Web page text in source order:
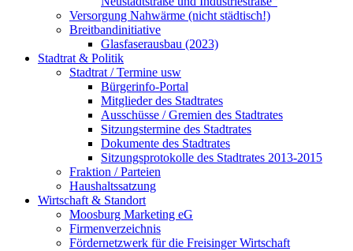
Versorgung Nahwärme (nicht städtisch!)
Breitbandinitiative
Glasfaserausbau (2023)
Stadtrat & Politik
Stadtrat / Termine usw
Bürgerinfo-Portal
Mitglieder des Stadtrates
Ausschüsse / Gremien des Stadtrates
Sitzungstermine des Stadtrates
Dokumente des Stadtrates
Sitzungsprotokolle des Stadtrates 2013-2015
Fraktion / Parteien
Haushaltssatzung
Wirtschaft & Standort
Moosburg Marketing eG
Firmenverzeichnis
Fördernetzwerk für die Freisinger Wirtschaft